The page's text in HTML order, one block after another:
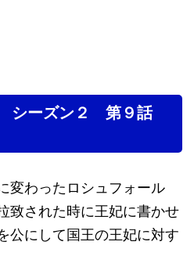
シーズン２ 第９話
変わったロシュフォール
致された時に王妃に書かせ
公にして国王の王妃に対す